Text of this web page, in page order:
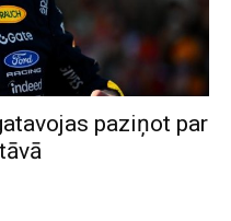
paziņot par